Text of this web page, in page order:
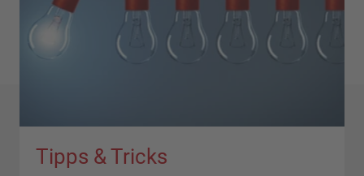
Tipps & Tricks